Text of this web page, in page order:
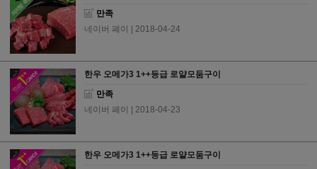
만족
네이버 페이 | 2018-04-24
한우 오메가3 1++등급 로얄모둠구이
만족
네이버 페이 | 2018-04-23
한우 오메가3 1++등급 로얄모둠구이